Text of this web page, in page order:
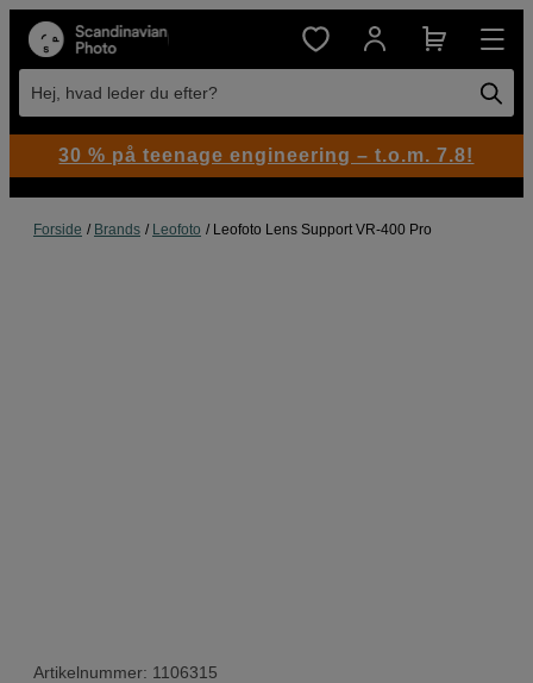
Hej, hvad leder du efter?
Forside Brands Leofoto Leofoto Lens Support VR-400 Pro
Artikelnummer: 1106315
30 % på teenage engineering – t.o.m. 7.8!